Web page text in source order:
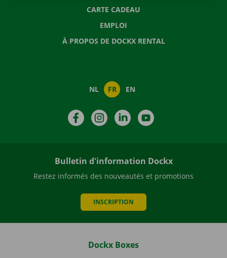
CARTE CADEAU
EMPLOI
À PROPOS DE DOCKX RENTAL
NL FR EN
FacebookInstagramLinkedIn
Bulletin d'information Dockx
Restez informés des nouveautés et promotions
INSCRIPTION
Dockx Boxes